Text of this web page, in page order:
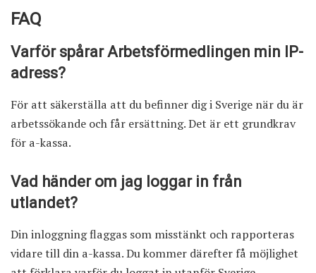
FAQ
Varför spårar Arbetsförmedlingen min IP-
adress?
För att säkerställa att du befinner dig i Sverige när du är
arbetssökande och får ersättning. Det är ett grundkrav
för a-kassa.
Vad händer om jag loggar in från
utlandet?
Din inloggning flaggas som misstänkt och rapporteras
vidare till din a-kassa. Du kommer därefter få möjlighet